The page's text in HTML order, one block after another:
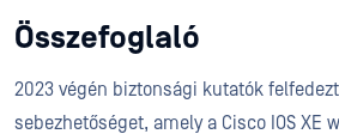
Összefoglaló
2023 végén biztonsági kutatók
sebezhetőséget, amely a Cisco IOS XE